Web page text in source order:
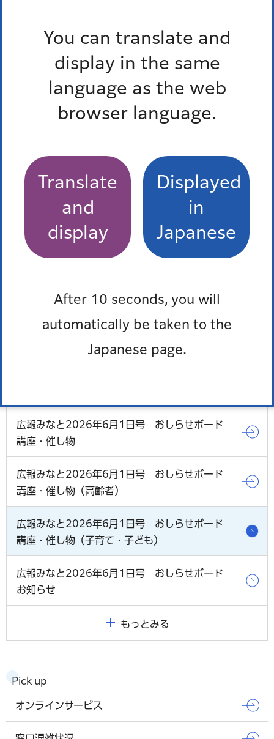
You can translate and
display in the same
language as the web
browser language.
Translate
and
display
Displayed
in
Japanese
After 10 seconds, you will
automatically be taken to the
Japanese page.
広報みなと2026年7月15日号 水しぶきの向こう
に、夏がある。 今行きたい！港区プール特集
広報みなと2026年7月15日号 竹芝発着 港区政
80周年×式根島開島140周年記念プランのご案内
最近チェックしたページ
最近、チェックしたページはありません。
広報みなと2026年6月1日号 おしらせボード
講座・催し物
広報みなと2026年6月1日号 おしらせボード
講座・催し物（高齢者）
広報みなと2026年6月1日号 おしらせボード
講座・催し物（子育て・子ども）
広報みなと2026年6月1日号 おしらせボード
お知らせ
もっとみる
Pick up
オンラインサービス